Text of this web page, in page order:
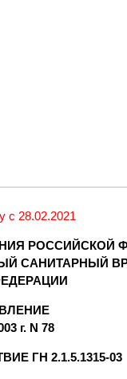
с 28.02.2021
РОССИЙСКОЙ
САНИТАРНЫЙ
г. N 78
ГН 2.1.5.1315-03